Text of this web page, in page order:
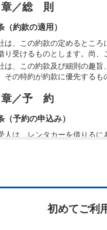
章／総 則
（約款の適用）
は、この約款の定めるとこ
り受けるものとします。尚、
は、この約款及び細則の趣
その特約が約款に優先するも
章／予 約
（予約の申込み）
人は、レンタカーを借りる
約の申込みを行うことができ
、借受人は、当社が特に認
（予約の変更）
受人は、前条第１項の借受条
初めてご利